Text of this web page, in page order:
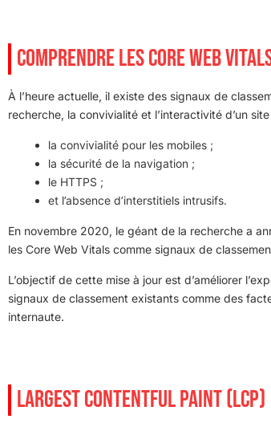
COMPRENDRE LES CORE WEB
À l’heure actuelle, il existe des signaux de
recherche, la convivialité et l’interactivité d’un
la convivialité pour les mobiles ;
la sécurité de la navigation ;
le HTTPS ;
et l’absence d’interstitiels intrusifs.
En novembre 2020, le géant de la recherche a
les Core Web Vitals comme signaux de
L’objectif de cette mise à jour est d’améliorer
signaux de classement existants comme des
internaute.
LARGEST CONTENTFUL PAINT (LCP)